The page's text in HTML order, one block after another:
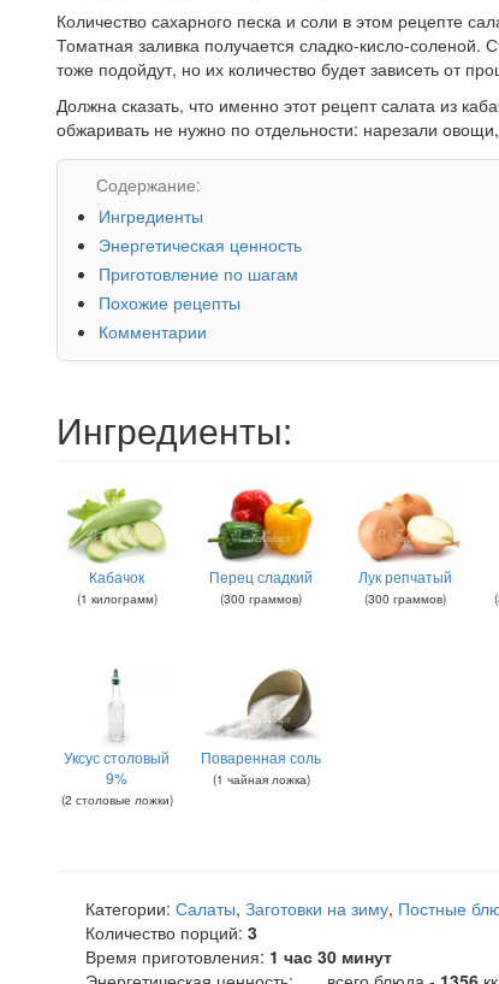
Количество сахарного песка и соли в этом рецепте
Томатная заливка получается сладко-кисло-
тоже подойдут, но их количество будет зависеть от
Должна сказать, что именно этот рецепт салата из
обжаривать не нужно по отдельности: нарезали
Содержание:
Ингредиенты
Энергетическая ценность
Приготовление по шагам
Похожие рецепты
Комментарии
Ингредиенты:
Кабачок
(1 килограмм)
Перец сладкий
(300 граммов)
Лук репчатый
(300 граммов) (
Уксус столовый
9%
(2 столовые ложки)
Поваренная соль
(1 чайная ложка)
Категории: Салаты, Заготовки на зиму, Постные
Количество порций: 3
Время приготовления: 1 час 30 минут